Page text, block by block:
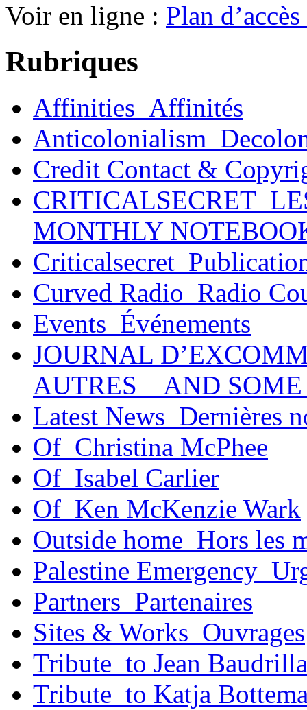
Voir en ligne : Plan
Rubriques
Affinities_Affinités
Credit Contact &
MONTHLY
Curved Radio_Radio
Events_Événements
JOURNAL
AUTRES _ AND
Latest News_Dernières
Of_Christina McPhee
Of_Isabel Carlier
Of_Ken McKenzie Wark
Outside home_Hors les
Palestine
Partners_Partenaires
Sites & Works_Ouvrages
Tribute_to Jean
Tribute_to Katja